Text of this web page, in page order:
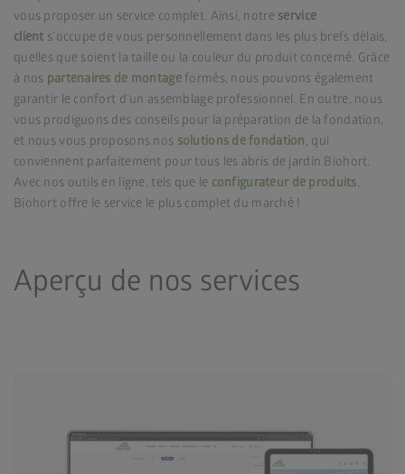
vous proposer un service complet. Ainsi, notre service
client s’occupe de vous personnellement dans les plus brefs délais,
quelles que soient la taille ou la couleur du produit concerné. Grâce
à nos partenaires de montageformés, nous pouvons également
garantir le confort d’un assemblage professionnel. En outre, nous
vous prodiguons des conseils pour la préparation de la fondation,
et nous vous proposons nos solutions de fondation, qui
conviennent parfaitement pour tous les abris de jardin Biohort.
Avec nos outils en ligne, tels que le configurateur de produits,
Biohort offre le service le plus complet du marché !
Aperçu de nos services